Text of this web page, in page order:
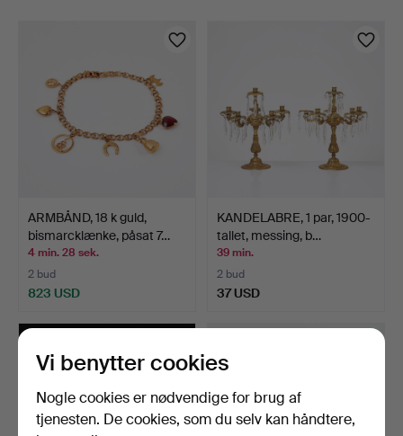
ARMBÅND, 18 k guld,
bismarcklænke, påsat 7…
4 min. 28 sek.
2 bud
823 USD
KANDELABRE, 1 par, 1900-
tallet, messing, b…
39 min.
2 bud
37 USD
Vi benytter cookies
Nogle cookies er nødvendige for brug af
tjenesten. De cookies, som du selv kan håndtere,